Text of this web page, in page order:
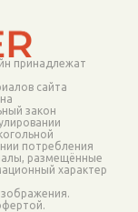
принадлежат
сайта
закон
потребления
размещённые
характер